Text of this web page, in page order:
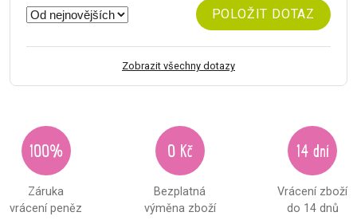
POLOŽIT DOTAZ
Zobrazit všechny dotazy
100%
Záruka
vrácení peněz
0 Kč
Bezplatná
výměna zboží
14 dní
Vrácení zboží
do 14 dnů